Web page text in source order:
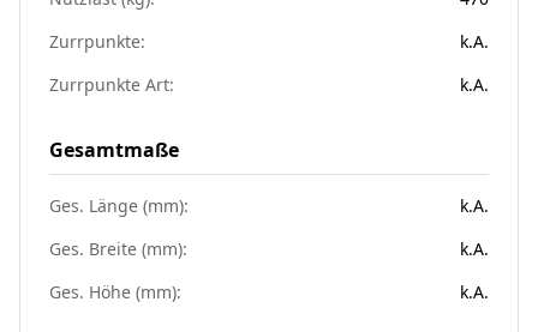
Zurrpunkte:
k.A.
Zurrpunkte Art:
k.A.
Gesamtmaße
Ges. Länge (mm):
k.A.
Ges. Breite (mm):
k.A.
Ges. Höhe (mm):
k.A.